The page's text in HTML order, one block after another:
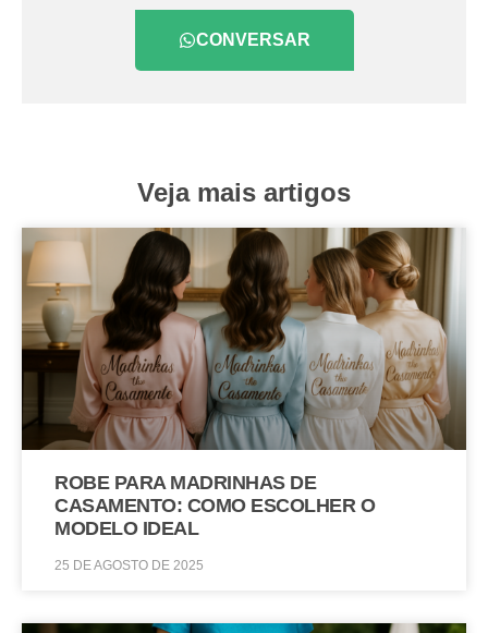
CONVERSAR
Veja mais artigos
ROBE PARA MADRINHAS DE
CASAMENTO: COMO ESCOLHER O
MODELO IDEAL
25 DE AGOSTO DE 2025